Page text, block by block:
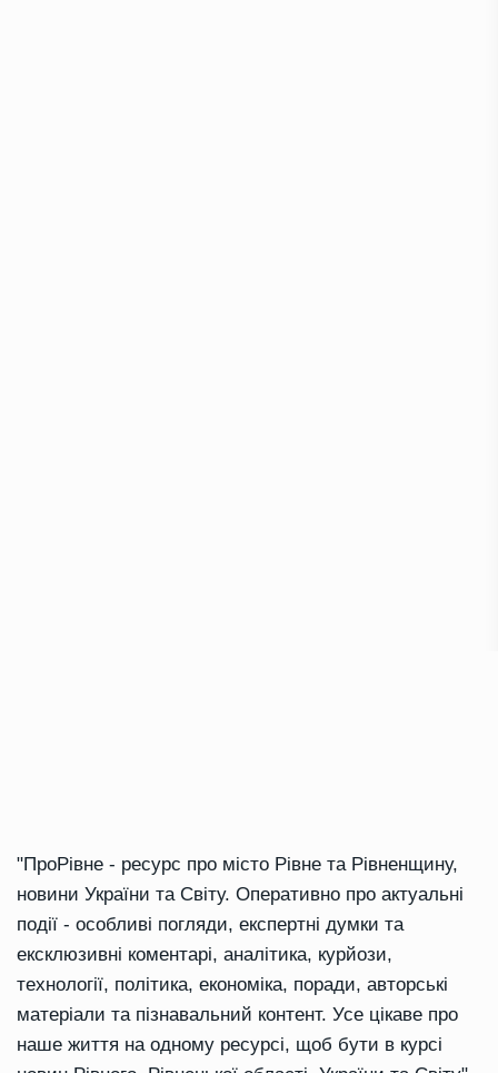
"ПроРівне - ресурс про місто Рівне та Рівненщину,
новини України та Світу. Оперативно про актуальні
події - особливі погляди, експертні думки та
ексклюзивні коментарі, аналітика, курйози,
технології, політика, економіка, поради, авторські
матеріали та пізнавальний контент. Усе цікаве про
наше життя на одному ресурсі, щоб бути в курсі